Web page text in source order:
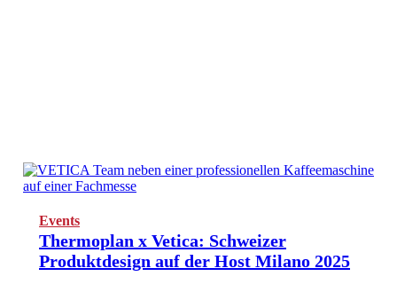
Events
Thermoplan x Vetica: Schweizer
Produktdesign auf der Host Milano 2025